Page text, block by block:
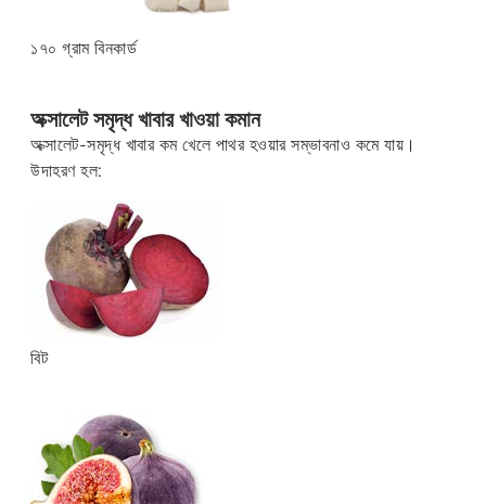
১৭০ গ্রাম বিনকার্ড
অক্সালেট সমৃদ্ধ খাবার খাওয়া কমান
অক্সালেট-সমৃদ্ধ খাবার কম খেলে পাথর হওয়ার সম্ভাবনাও কমে যায়।
উদাহরণ হল:
বিট